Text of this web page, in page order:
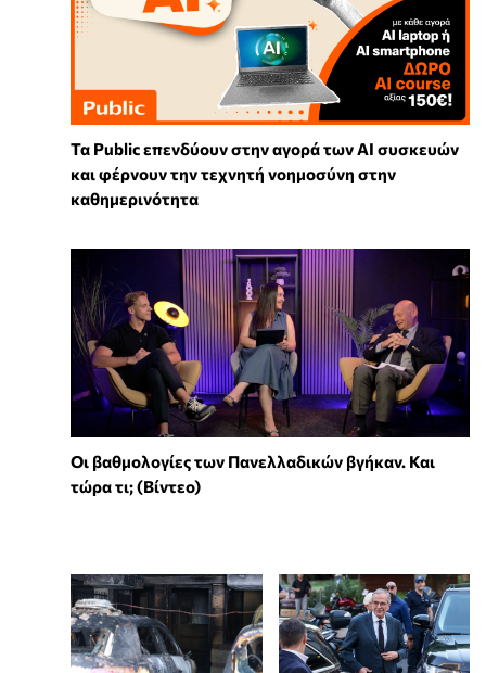
Τα Public επενδύουν στην αγορά των AI συσκευών
και φέρνουν την τεχνητή νοημοσύνη στην
καθημερινότητα
Οι βαθμολογίες των Πανελλαδικών βγήκαν. Και
τώρα τι; (Βίντεο)